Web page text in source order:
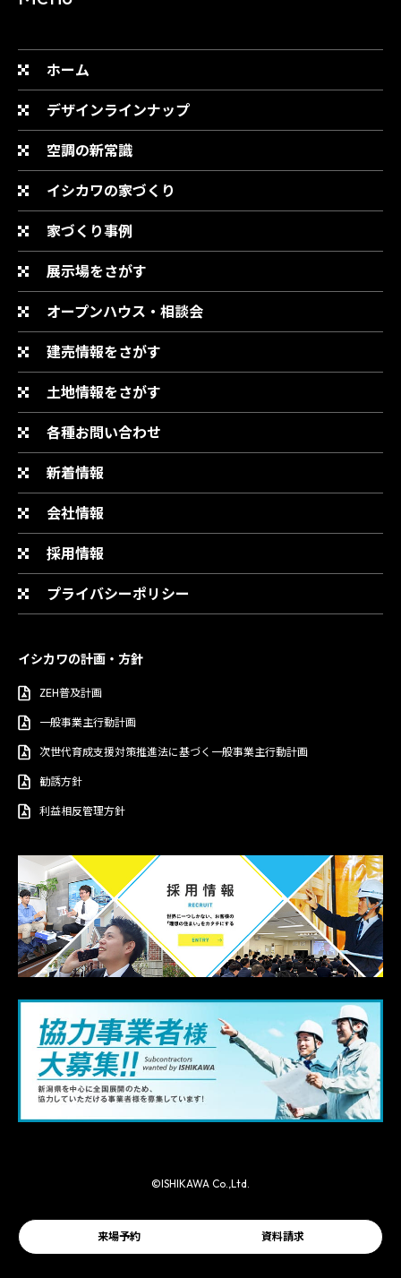
来場予約 資料請求
ホーム
デザインラインナップ
空調の新常識
イシカワの家づくり
家づくり事例
展示場をさがす
オープンハウス・相談会
建売情報をさがす
土地情報をさがす
各種お問い合わせ
新着情報
会社情報
採用情報
プライバシーポリシー
イシカワの計画・方針
ZEH普及計画
一般事業主行動計画
次世代育成支援対策推進法に基づく一般事業主行動計画
勧誘方針
利益相反管理方針
©ISHIKAWA Co.,Ltd.